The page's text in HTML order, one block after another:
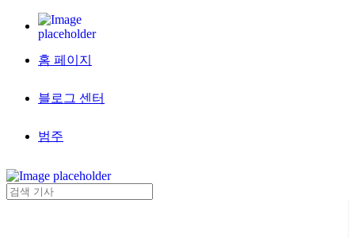
홈 페이지
블로그 센터
범주